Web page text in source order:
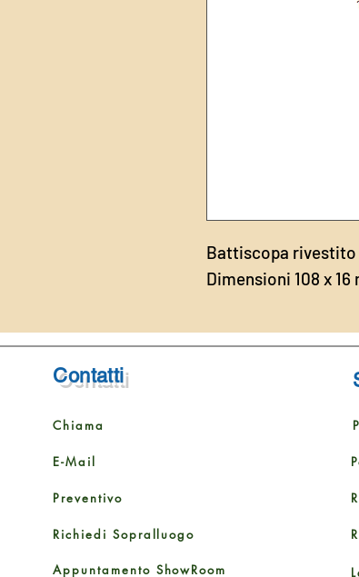
Battiscopa rivestito
Dimensioni 108 x 16
Contatti
Chiama
E-Mail
Preventivo
Appuntamento ShowRoom
Richiedi Sopralluogo